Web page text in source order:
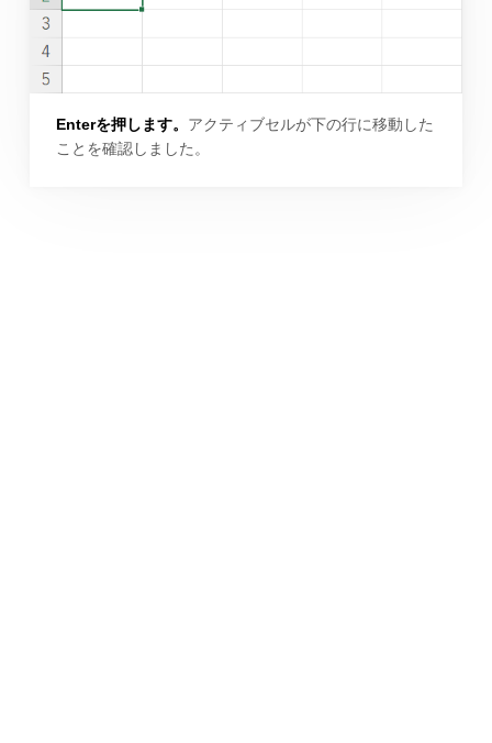
Enterを押します。 アクティブセルが下の行に移動した
ことを確認しました。